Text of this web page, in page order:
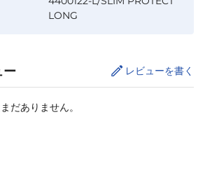
LONG
ー レビューを書く
だありません。